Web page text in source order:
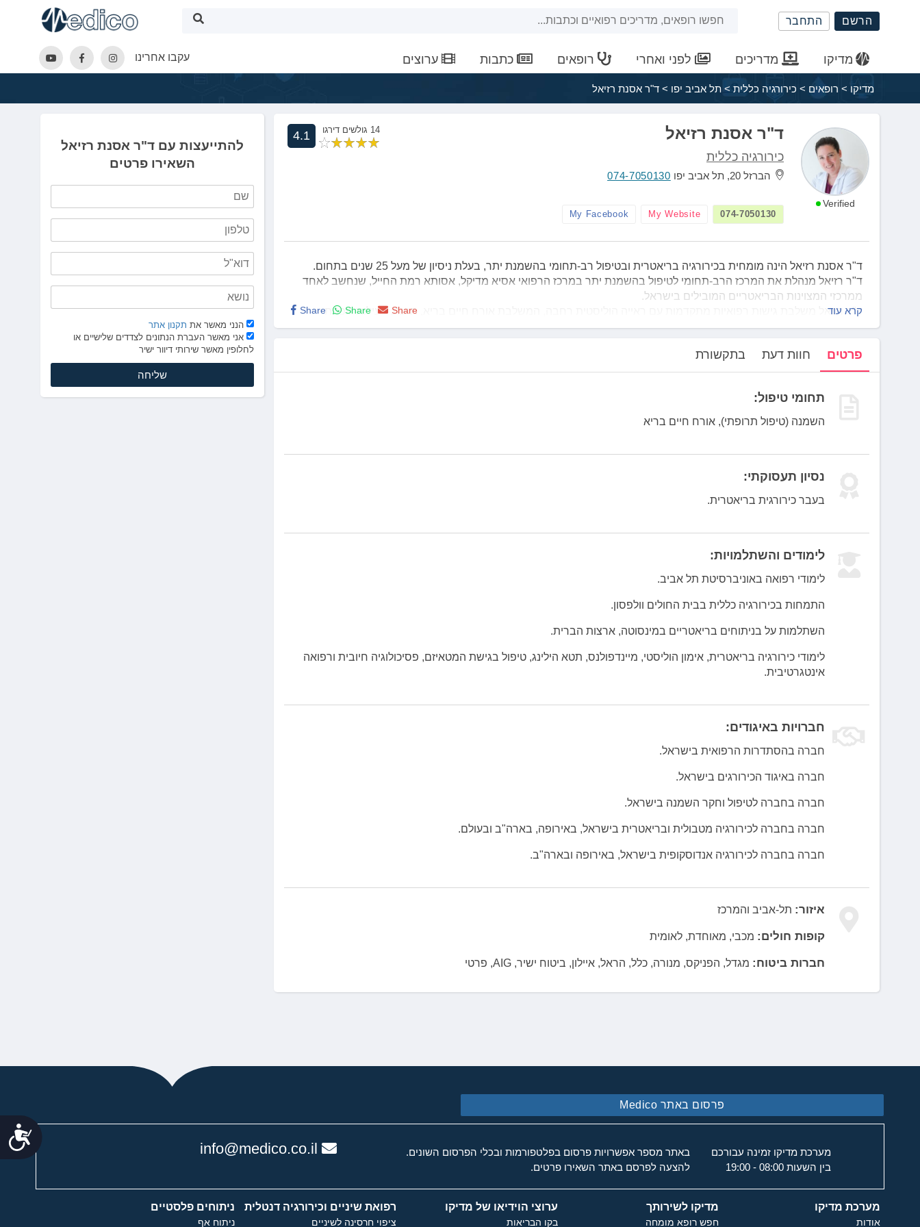
הרשם התחבר
חיפוש
מדיקו מדריכים לפני ואחרי רופאים כתבות ערוצים עקבו אחרינו
מדיקו > רופאים > כירורגיה כללית > תל אביב יפו > ד"ר אסנת רזיאל
Verified
ד"ר אסנת רזיאל
כירורגיה כללית
הברזל 20, תל אביב יפו 074-7050130
074-7050130
My Website
My Facebook
14 גולשים דירגו 4.1
ד"ר אסנת רזיאל הינה מומחית בכירורגיה בריאטרית ובטיפול רב-תחומי בהשמנת יתר, בעלת ניסיון של מעל 25 שנים בתחום.
ד"ר רזיאל מנהלת את המרכז הרב-תחומי לטיפול בהשמנת יתר במרכז הרפואי אסיא מדיקל, אסותא רמת החייל, שנחשב לאחד
ממרכזי המצוינות הבריאטריים המובילים בישראל.
ד"ר רזיאל משלבת גישות רפואיות מתקדמות עם ראייה הוליסטית רחבה, המשלבת אורח חיים בריא, תזונה, פעילות גופנית
וטיפולים תרופתיים חדשניים.
ד"ר רזיאל שמה דגש מיוחד על ליווי אישי ומותאם למטופליה, במטרה לסייע להם להגיע לאיזון בריאותי מיטבי ולחיים מלאי חיוניות
ומשמעות.
Share Share Share קרא עוד
פרטים חוות דעת בתקשורת
תחומי טיפול:
השמנה (טיפול תרופתי), אורח חיים בריא
נסיון תעסוקתי:
בעבר כירורגית בריאטרית.
לימודים והשתלמויות:
לימודי רפואה באוניברסיטת תל אביב.
התמחות בכירורגיה כללית בבית החולים וולפסון.
השתלמות על בניתוחים בריאטריים במינסוטה, ארצות הברית.
לימודי כירורגיה בריאטרית, אימון הוליסטי, מיינדפולנס, תטא הילינג, טיפול בגישת המטאיזם, פסיכולוגיה חיובית ורפואה
אינטגרטיבית.
חברויות באיגודים:
חברה בהסתדרות הרפואית בישראל.
חברה באיגוד הכירורגים בישראל.
חברה בחברה לטיפול וחקר השמנה בישראל.
חברה בחברה לכירורגיה מטבולית ובריאטרית בישראל, באירופה, בארה"ב ובעולם.
חברה בחברה לכירורגיה אנדוסקופית בישראל, באירופה ובארה"ב.
איזור: תל-אביב והמרכז
קופות חולים: מכבי, מאוחדת, לאומית
חברות ביטוח: מגדל, הפניקס, מנורה, כלל, הראל, איילון, ביטוח ישיר, AIG, פרטי
להתייעצות עם ד"ר אסנת רזיאל
השאירו פרטים
הנני מאשר את תקנון אתר
אני מאשר העברת הנתונים לצדדים שלישיים או
לחלופין מאשר שירותי דיוור ישיר
פרסום באתר Medico
מערכת מדיקו זמינה עבורכם
בין השעות 08:00 - 19:00
באתר מספר אפשרויות פרסום בפלטפורמות ובכלי הפרסום השונים.
להצעה לפרסם באתר השאירו פרטים.
info@medico.co.il
מערכת מדיקו
אודות
מדיקו לשירותך
חפש רופא מומחה
ערוצי הוידיאו של מדיקו
בקו הבריאות
רפואת שיניים וכירורגיה דנטלית
ציפוי חרסינה לשיניים
ניתוחים פלסטיים
ניתוח אף